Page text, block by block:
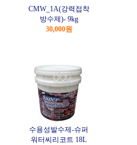
CMW_1A(강력접착
방수제)- 9kg
30,000원
수용성발수제-슈퍼
워터씨리코트 18L